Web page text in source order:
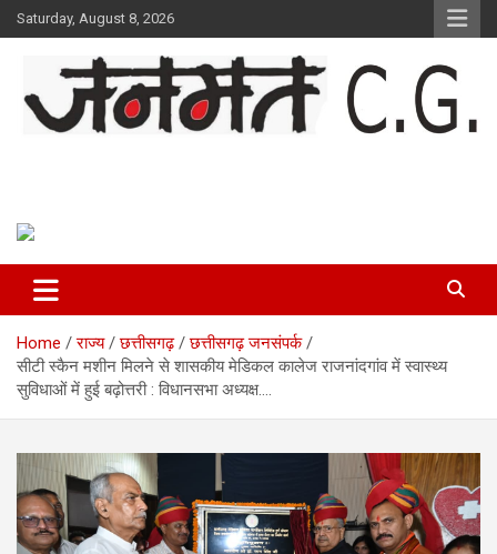
Skip
to
Saturday, August 8, 2026
Home राज्य छत्तीसगढ़
छत्तीसगढ़ जनसंपर्क
सीटी स्कैन मशीन मिलने से शासकीय मेडिकल कालेज राजनांदगांव में स्वास्थ्य
सुविधाओं में हुई बढ़ोत्तरी : विधानसभा अध्यक्ष….